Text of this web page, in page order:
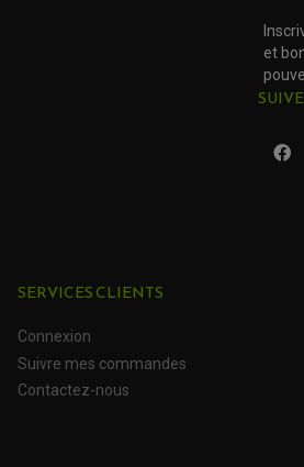
et
SERVICES CLIENTS
Connexion
Suivre mes commandes
Contactez-nous